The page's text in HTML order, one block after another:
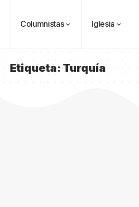
Columnistas Iglesia
Etiqueta:Turquía